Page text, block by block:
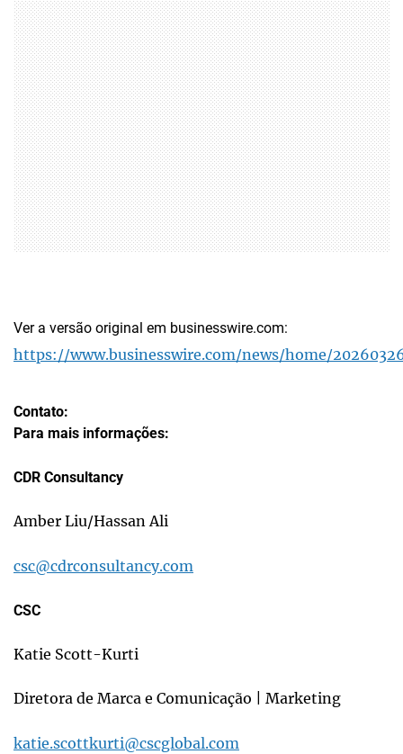
Ver a versão original em businesswire.com:
https://www.businesswire.com/news/home/
Contato:
Para mais informações:
CDR Consultancy
Amber Liu/Hassan Ali
csc@cdrconsultancy.com
CSC
Katie Scott-Kurti
Diretora de Marca e Comunicação | Marketing
katie.scottkurti@cscglobal.com